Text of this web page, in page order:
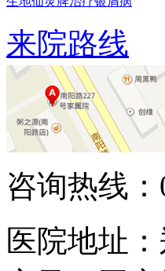
来院路线
咨询热线：
医院地址